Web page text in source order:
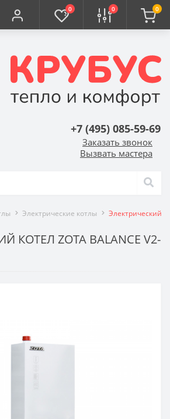
0 0 0
+7 (495) 085-59-69
Заказать звонок
Вызвать мастера
Электрические котлы Электрический
КОТЕЛ ZOTA BALANCE V2-